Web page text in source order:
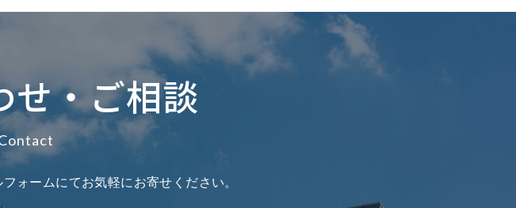
ォームにてお気軽にお寄せください。
せ・ご相談